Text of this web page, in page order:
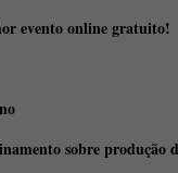
evento online gratuito!
sobre produção